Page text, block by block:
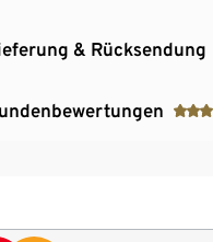
& Rücksendung